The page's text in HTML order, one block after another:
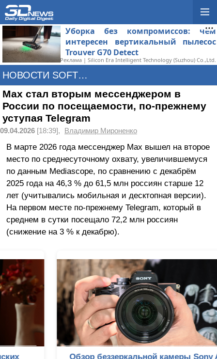
Уборка без компромиссов: чем
интересен вертикальный пылесос
Trouver G70 Detect
Реклама | Silicon Era Intelligent Technology (Suzhou) Co.,Ltd.
НОВОСТИ SOFTWARE
Max стал вторым мессенджером в
России по посещаемости, по-прежнему
уступая Telegram
09.04.2026 [18:39], Владимир Мироненко
В марте 2026 года мессенджер Max вышел на второе
место по среднесуточному охвату, увеличившемуся
по данным Mediascope, по сравнению с декабрём
2025 года на 46,3 % до 61,5 млн россиян старше 12
лет (учитывались мобильная и десктопная версии).
На первом месте по-прежнему Telegram, который в
среднем в сутки посещало 72,2 млн россиян
(снижение на 3 % к декабрю).
Обзор беззеркальной камеры Sony Alpha 7